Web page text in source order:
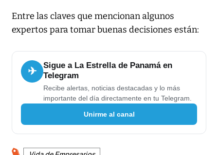
Entre las claves que mencionan algunos
expertos para tomar buenas decisiones están:
✈
Sigue a La Estrella de Panamá en
Telegram
Recibe alertas, noticias destacadas y lo más
importante del día directamente en tu Telegram.
Unirme al canal